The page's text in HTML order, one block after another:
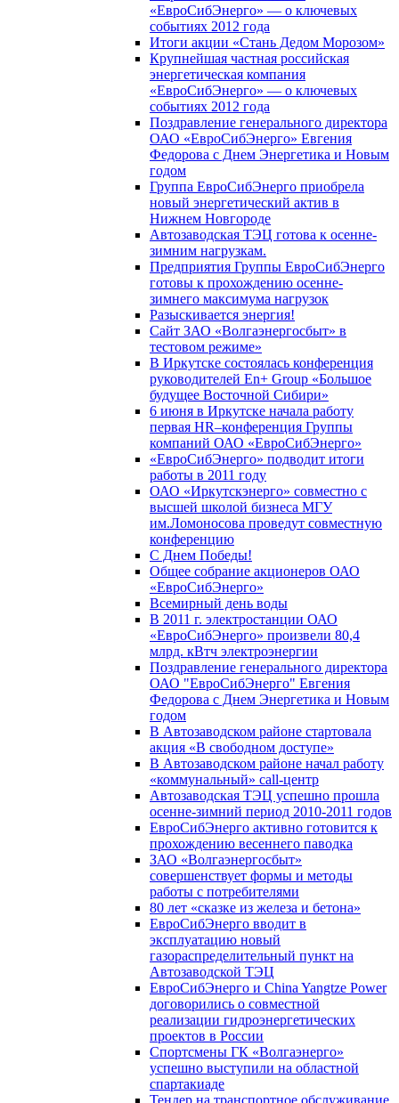
«ЕвроСибЭнерго» — о ключевых
событиях 2012 года
Итоги акции «Стань Дедом Морозом»
Крупнейшая частная российская
энергетическая компания
«ЕвроСибЭнерго» — о ключевых
событиях 2012 года
Поздравление генерального директора
ОАО «ЕвроСибЭнерго» Евгения
Федорова с Днем Энергетика и Новым
годом
Группа ЕвроСибЭнерго приобрела
новый энергетический актив в
Нижнем Новгороде
Автозаводская ТЭЦ готова к осенне-
зимним нагрузкам.
Предприятия Группы ЕвроСибЭнерго
готовы к прохождению осенне-
зимнего максимума нагрузок
Разыскивается энергия!
Сайт ЗАО «Волгаэнергосбыт» в
тестовом режиме»
В Иркутске состоялась конференция
руководителей En+ Group «Большое
будущее Восточной Сибири»
6 июня в Иркутске начала работу
первая HR–конференция Группы
компаний ОАО «ЕвроСибЭнерго»
«ЕвроСибЭнерго» подводит итоги
работы в 2011 году
ОАО «Иркутскэнерго» совместно с
высшей школой бизнеса МГУ
им.Ломоносова проведут совместную
конференцию
С Днем Победы!
Общее собрание акционеров ОАО
«ЕвроСибЭнерго»
Всемирный день воды
В 2011 г. электростанции ОАО
«ЕвроСибЭнерго» произвели 80,4
млрд. кВтч электроэнергии
Поздравление генерального директора
ОАО "ЕвроСибЭнерго" Евгения
Федорова с Днем Энергетика и Новым
годом
В Автозаводском районе стартовала
акция «В свободном доступе»
В Автозаводском районе начал работу
«коммунальный» call-центр
Автозаводская ТЭЦ успешно прошла
осенне-зимний период 2010-2011 годов
ЕвроСибЭнерго активно готовится к
прохождению весеннего паводка
ЗАО «Волгаэнергосбыт»
совершенствует формы и методы
работы с потребителями
80 лет «сказке из железа и бетона»
ЕвроСибЭнерго вводит в
эксплуатацию новый
газораспределительный пункт на
Автозаводской ТЭЦ
ЕвроСибЭнерго и China Yangtze Power
договорились о совместной
реализации гидроэнергетических
проектов в России
Спортсмены ГК «Волгаэнерго»
успешно выступили на областной
спартакиаде